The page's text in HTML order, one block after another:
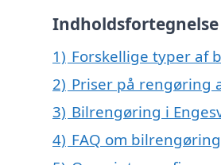
Indholdsfortegnelse
1) Forskellige typer af
2) Priser på rengøring
3) Bilrengøring i
4) FAQ om